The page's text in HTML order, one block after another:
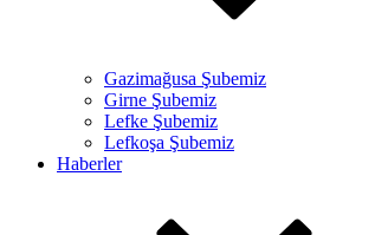
Gazimağusa Şubemiz
Girne Şubemiz
Lefke Şubemiz
Lefkoşa Şubemiz
Haberler